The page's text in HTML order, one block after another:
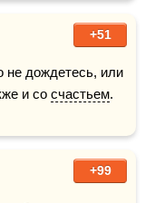
+51
не дождетесь, или
и со счастьем.
+99